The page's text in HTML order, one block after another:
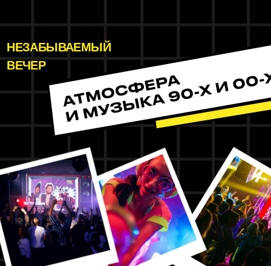
НЕЗАБЫВАЕМЫЙ
ВЕЧЕР